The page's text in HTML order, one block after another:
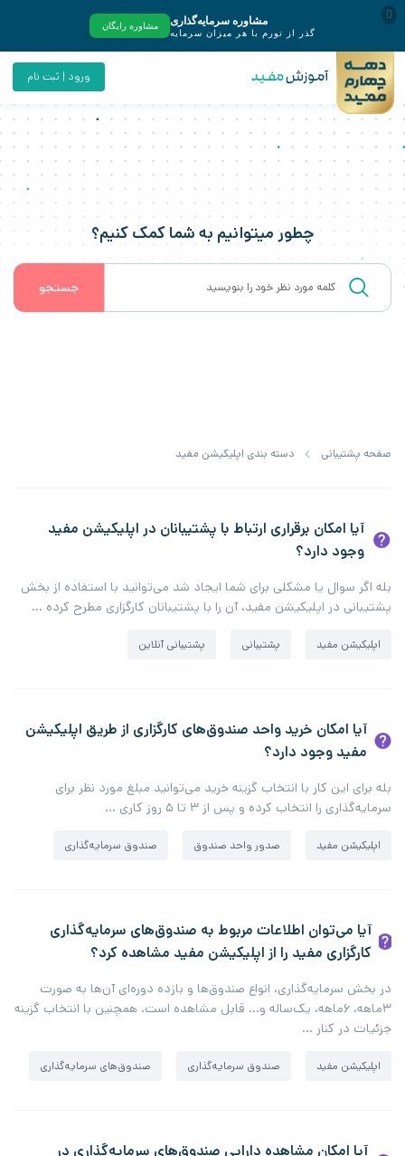
ورود | ثبت نام
چطور میتوانیم به شما کمک کنیم؟
جستجو
صفحه پشتیبانی دسته بندی اپلیکیشن مفید
آیا امکان برقراری ارتباط با پشتیبانان در اپلیکیشن مفید
وجود دارد؟
بله اگر سوال یا مشکلی برای شما ایجاد شد می‌توانید با استفاده از بخش
پشتیبانی در اپلیکیشن مفید، آن را با پشتیبانان کارگزاری مطرح کرده …
اپلیکیشن مفید پشتیبانی پشتیبانی آنلاین
آیا امکان خرید واحد صندوق‌های کارگزاری از طریق اپلیکیشن
مفید وجود دارد؟
بله برای این کار با انتخاب گزینه خرید می‌توانید مبلغ مورد نظر برای
سرمایه‌گذاری را انتخاب کرده و پس از ۳ تا ۵ روز کاری …
اپلیکیشن مفید صدور واحد صندوق صندوق سرمایه‌گذاری
آیا می‌توان اطلاعات مربوط به صندوق‌های سرمایه‌گذاری
کارگزاری مفید را از اپلیکیشن مفید مشاهده کرد؟
در بخش سرمایه‌گذاری، انواع صندوق‌ها و بازده دوره‌ای آن‌ها به صورت
۳ماهه، ۶ماهه، یک‌ساله و… قابل مشاهده است. همچنین با انتخاب گزینه
جزئیات در کنار …
اپلیکیشن مفید صندوق سرمایه‌گذاری صندوق‌های سرمایه‌گذاری
آیا امکان مشاهده دارایی صندوق‌های سرمایه‌گذاری در